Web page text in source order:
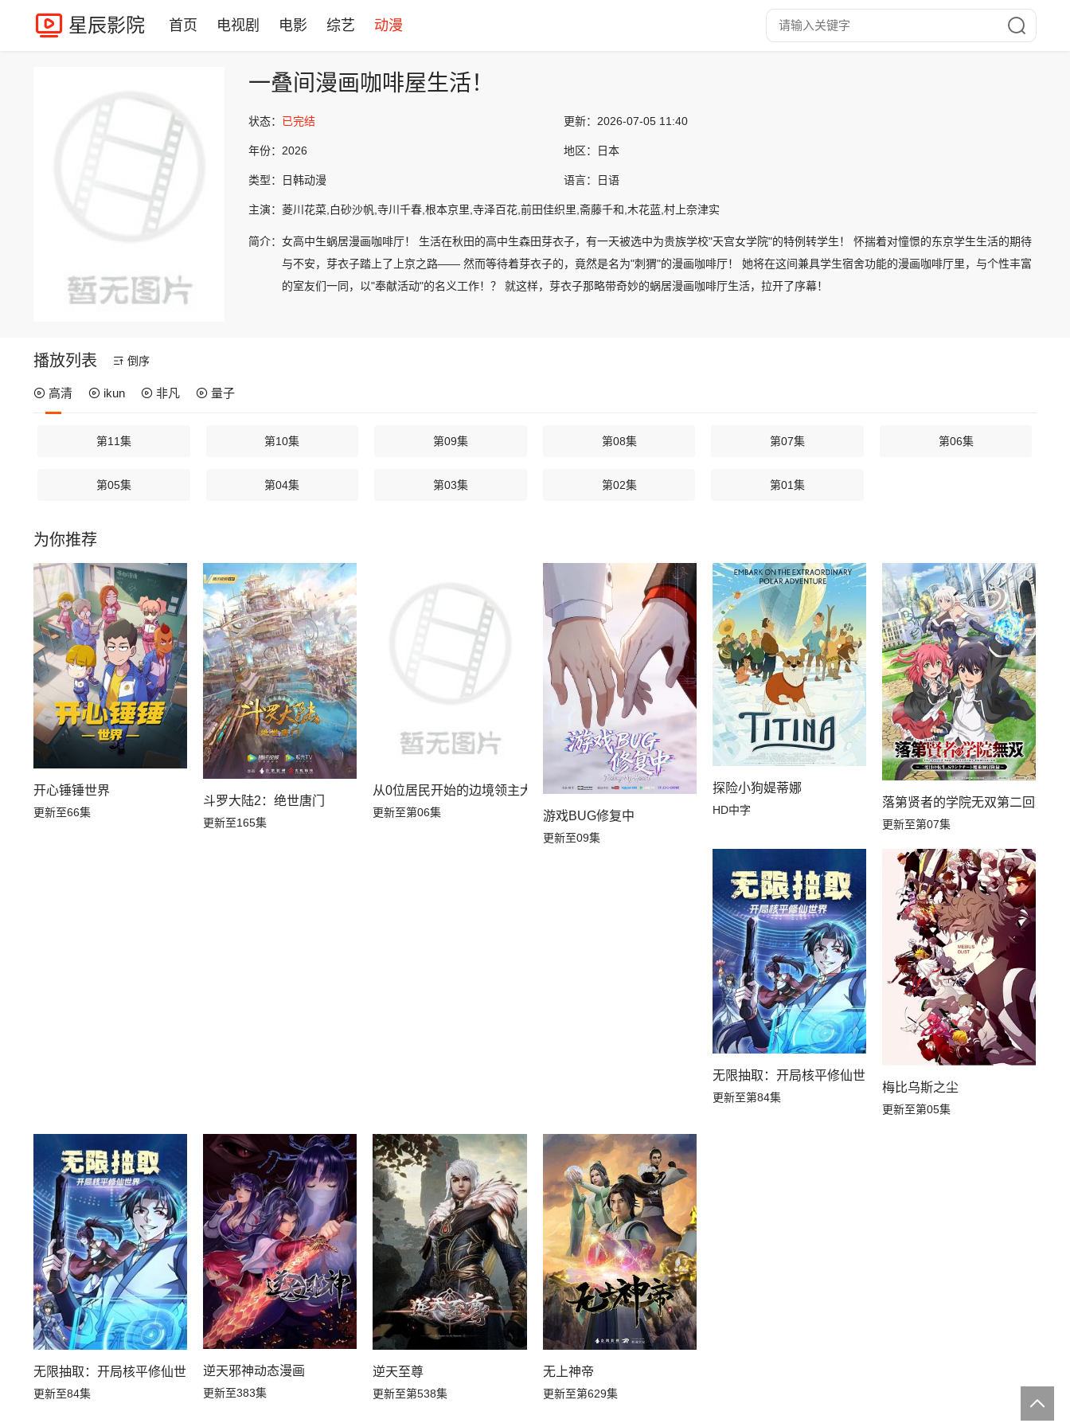
星辰影院 首页 电视剧 电影 综艺 动漫
一叠间漫画咖啡屋生活！
状态： 已完结 更新： 2026-07-05 11:40
年份： 2026 地区： 日本
类型： 日韩动漫 语言： 日语
主演： 菱川花菜,白砂沙帆,寺川千春,根本京里,寺泽百花,前田佳织里,斋藤千和,木花蓝,村上奈津实
简介： 女高中生蜗居漫画咖啡厅！ 生活在秋田的高中生森田芽衣子，有一天被选中为贵族学校"天宫女学院"的特例转学生！ 怀揣着对憧憬的东京学生生活的期待
与不安，芽衣子踏上了上京之路—— 然而等待着芽衣子的，竟然是名为"刺猬"的漫画咖啡厅！ 她将在这间兼具学生宿舍功能的漫画咖啡厅里，与个性丰富
的室友们一同，以"奉献活动"的名义工作！？ 就这样，芽衣子那略带奇妙的蜗居漫画咖啡厅生活，拉开了序幕！
播放列表 倒序
高清 ikun 非凡 量子
第11集 第10集 第09集 第08集 第07集 第06集
第05集 第04集 第03集 第02集 第01集
为你推荐
开心锤锤世界
更新至66集
斗罗大陆2：绝世唐门
更新至165集
从0位居民开始的边境领主大人
更新至第06集 游戏BUG修复中
更新至09集
探险小狗媞蒂娜
HD中字
落第贤者的学院无双第二回转生
更新至第07集
无限抽取：开局核平修仙世界动态漫
更新至第84集
梅比乌斯之尘
更新至第05集
无限抽取：开局核平修仙世界动态漫画
更新至84集
逆天邪神动态漫画
更新至383集
逆天至尊
更新至第538集
无上神帝
更新至第629集